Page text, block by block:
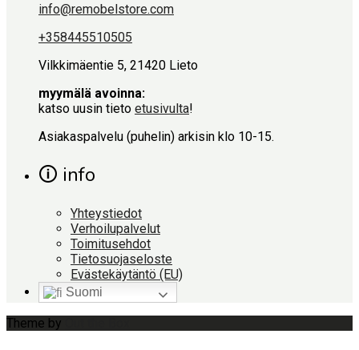
info@remobelstore.com
+358445510505
Vilkkimäentie 5, 21420 Lieto
myymälä avoinna:
katso uusin tieto etusivulta!
Asiakaspalvelu (puhelin) arkisin klo 10-15.
🛈 info
Yhteystiedot
Verhoilupalvelut
Toimitusehdot
Tietosuojaseloste
Evästekäytäntö (EU)
Suomi
Theme by